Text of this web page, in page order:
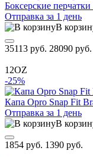
Боксерские
Отправка за 1 день
В
35113 руб. 28090 руб.
12OZ
-25%
Капа Opro Snap Fit
Отправка за 1 день
В
1854 руб. 1390 руб.